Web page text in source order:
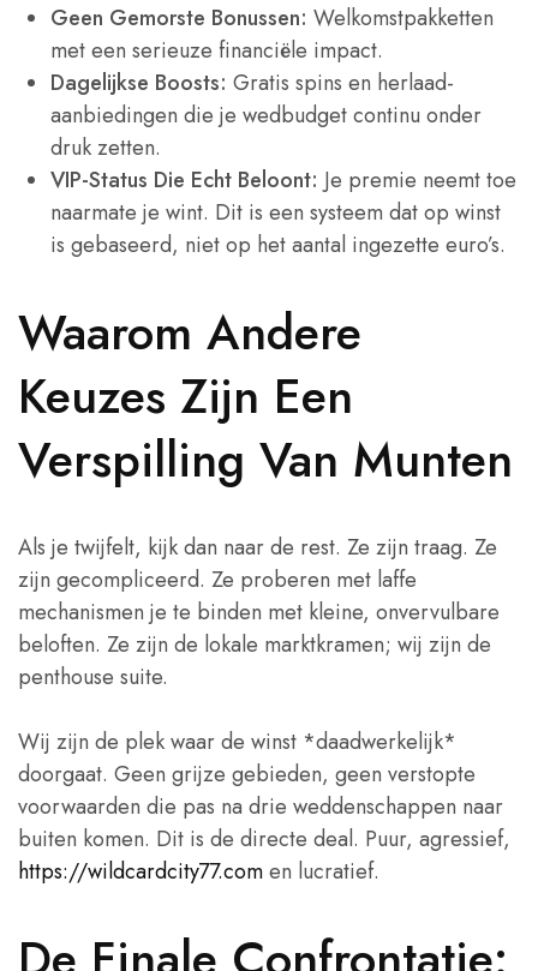
Geen Gemorste Bonussen: Welkomstpakketten
met een serieuze financiële impact.
Dagelijkse Boosts: Gratis spins en herlaad-
aanbiedingen die je wedbudget continu onder
druk zetten.
VIP-Status Die Echt Beloont: Je premie neemt toe
naarmate je wint. Dit is een systeem dat op winst
is gebaseerd, niet op het aantal ingezette euro’s.
Waarom Andere
Keuzes Zijn Een
Verspilling Van Munten
Als je twijfelt, kijk dan naar de rest. Ze zijn traag. Ze
zijn gecompliceerd. Ze proberen met laffe
mechanismen je te binden met kleine, onvervulbare
beloften. Ze zijn de lokale marktkramen; wij zijn de
penthouse suite.
Wij zijn de plek waar de winst *daadwerkelijk*
doorgaat. Geen grijze gebieden, geen verstopte
voorwaarden die pas na drie weddenschappen naar
buiten komen. Dit is de directe deal. Puur, agressief,
https://wildcardcity77.comen lucratief.